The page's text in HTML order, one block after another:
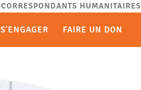
CORRESPONDANTS HUMANITAIRES
S'ENGAGER FAIRE UN DON